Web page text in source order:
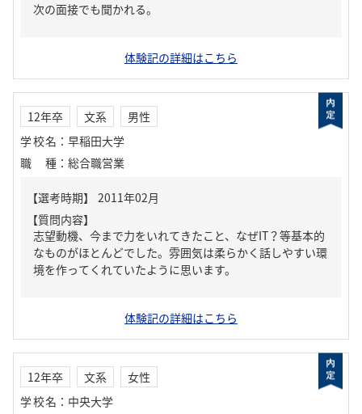
次の面接でも聞かれる。
体験記の詳細はこちら
12年卒 文系
男性
学校名 ： 早稲田大学
職種 ： 総合職営業
【質問内容】
志望動機、今まで力をいれてきたこと、なぜIT？等基本的
なものがほとんどでした。雰囲気は柔らかく話しやすい環
境を作ってくれていたように思います。
体験記の詳細はこちら
12年卒 文系
女性
学校名 ： 中央大学